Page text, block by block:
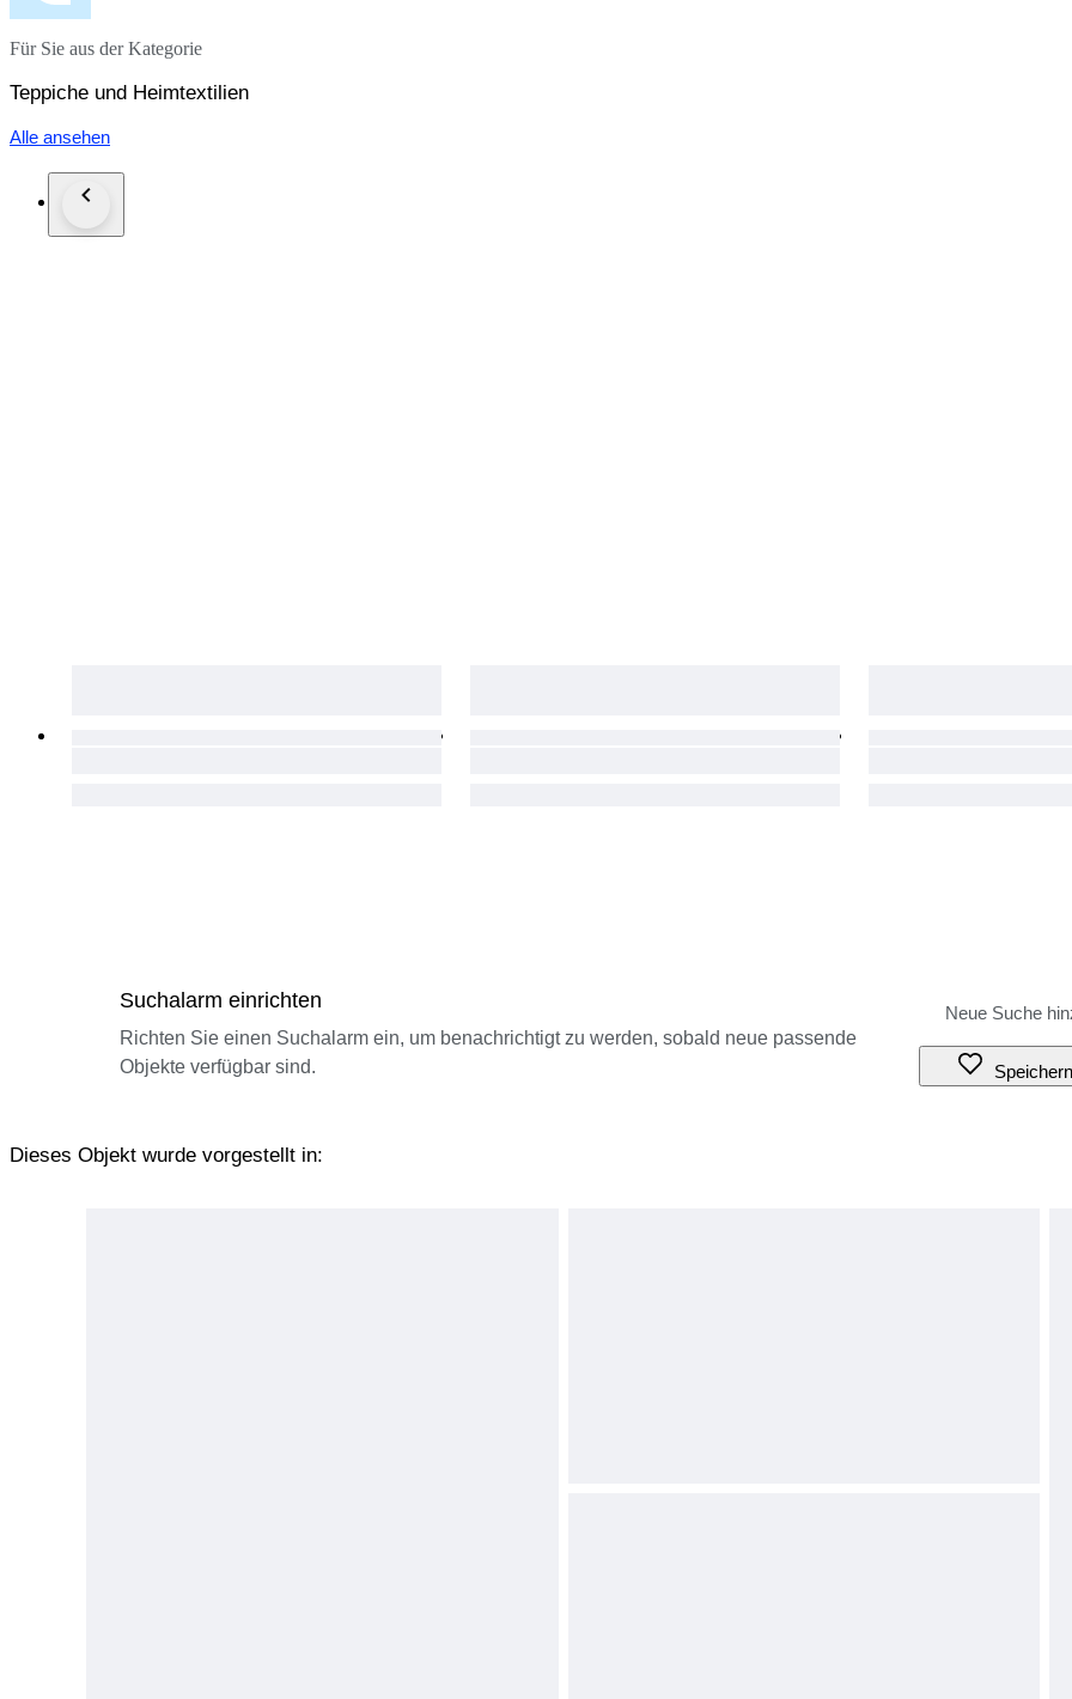
Für Sie aus der Kategorie
Teppiche und Heimtextilien
Alle ansehen
Suchalarm einrichten
Richten Sie einen Suchalarm ein, um benachrichtigt zu werden, sobald neue passende
Objekte verfügbar sind.
Speichern
Dieses Objekt wurde vorgestellt in: